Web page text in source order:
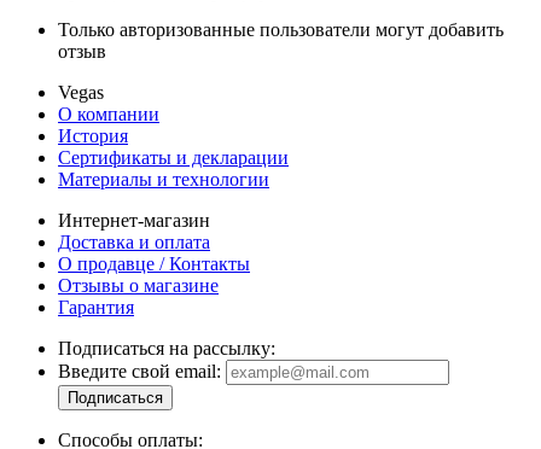
Только авторизованные пользователи могут добавить
отзыв
Vegas
О компании
История
Сертификаты и декларации
Материалы и технологии
Интернет-магазин
Доставка и оплата
О продавце / Контакты
Отзывы о магазине
Гарантия
Подписаться на рассылку:
Введите свой email:
Способы оплаты: